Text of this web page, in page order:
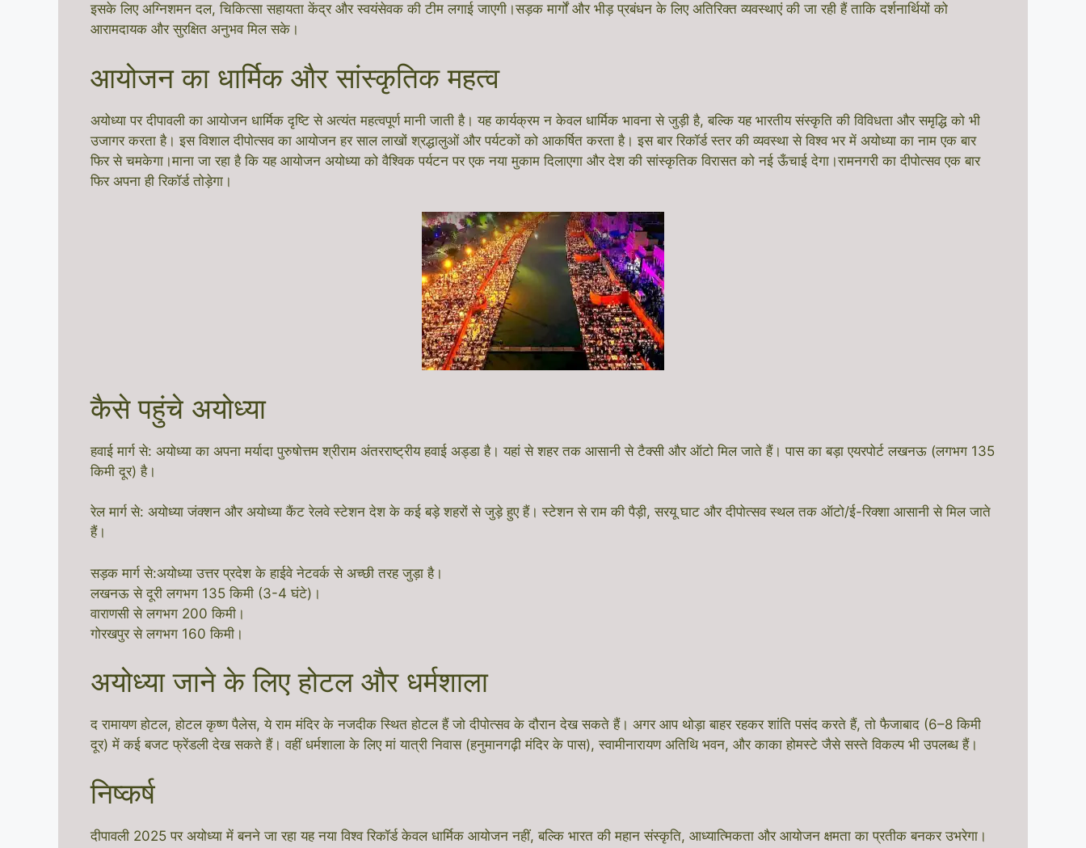
इसके लिए अग्निशमन दल, चिकित्सा सहायता केंद्र और स्वयंसेवक की टीम लगाई जाएगी।सड़क मार्गों और भीड़ प्रबंधन के लिए अतिरिक्त व्यवस्थाएं की जा रही हैं ताकि दर्शनार्थियों को
आरामदायक और सुरक्षित अनुभव मिल सके।
आयोजन का धार्मिक और सांस्कृतिक महत्व
अयोध्या पर दीपावली का आयोजन धार्मिक दृष्टि से अत्यंत महत्वपूर्ण मानी जाती है। यह कार्यक्रम न केवल धार्मिक भावना से जुड़ी है, बल्कि यह भारतीय संस्कृति की विविधता और समृद्धि को भी
उजागर करता है। इस विशाल दीपोत्सव का आयोजन हर साल लाखों श्रद्धालुओं और पर्यटकों को आकर्षित करता है। इस बार रिकॉर्ड स्तर की व्यवस्था से विश्व भर में अयोध्या का नाम एक बार
फिर से चमकेगा।माना जा रहा है कि यह आयोजन अयोध्या को वैश्विक पर्यटन पर एक नया मुकाम दिलाएगा और देश की सांस्कृतिक विरासत को नई ऊँचाई देगा।रामनगरी का दीपोत्सव एक बार
फिर अपना ही रिकॉर्ड तोड़ेगा।
कैसे पहुंचे अयोध्या
हवाई मार्ग से: अयोध्या का अपना मर्यादा पुरुषोत्तम श्रीराम अंतरराष्ट्रीय हवाई अड्डा है। यहां से शहर तक आसानी से टैक्सी और ऑटो मिल जाते हैं। पास का बड़ा एयरपोर्ट लखनऊ (लगभग 135
किमी दूर) है।
रेल मार्ग से: अयोध्या जंक्शन और अयोध्या कैंट रेलवे स्टेशन देश के कई बड़े शहरों से जुड़े हुए हैं। स्टेशन से राम की पैड़ी, सरयू घाट और दीपोत्सव स्थल तक ऑटो/ई-रिक्शा आसानी से मिल जाते
हैं।
सड़क मार्ग से:अयोध्या उत्तर प्रदेश के हाईवे नेटवर्क से अच्छी तरह जुड़ा है।
लखनऊ से दूरी लगभग 135 किमी (3-4 घंटे)।
वाराणसी से लगभग 200 किमी।
गोरखपुर से लगभग 160 किमी।
अयोध्या जाने के लिए होटल और धर्मशाला
द रामायण होटल, होटल कृष्ण पैलेस, ये राम मंदिर के नजदीक स्थित होटल हैं जो दीपोत्सव के दौरान देख सकते हैं। अगर आप थोड़ा बाहर रहकर शांति पसंद करते हैं, तो फैजाबाद (6–8 किमी
दूर) में कई बजट फ्रेंडली देख सकते हैं। वहीं धर्मशाला के लिए मां यात्री निवास (हनुमानगढ़ी मंदिर के पास), स्वामीनारायण अतिथि भवन, और काका होमस्टे जैसे सस्ते विकल्प भी उपलब्ध हैं।
निष्कर्ष
दीपावली 2025 पर अयोध्या में बनने जा रहा यह नया विश्व रिकॉर्ड केवल धार्मिक आयोजन नहीं, बल्कि भारत की महान संस्कृति, आध्यात्मिकता और आयोजन क्षमता का प्रतीक बनकर उभरेगा।